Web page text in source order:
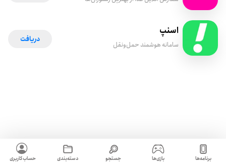
اسنپ
سامانه هوشمند حمل‌ونقل
دریافت
برنامه‌ها بازی‌ها جستجو دسته‌بندی حساب کاربری